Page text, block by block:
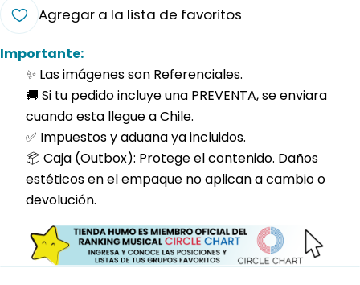
Agregar a la lista de favoritos
Importante:
✨ Las imágenes son Referenciales.
🚚 Si tu pedido incluye una PREVENTA, se enviara
cuando esta llegue a Chile.
✅ Impuestos y aduana ya incluidos.
📦 Caja (Outbox): Protege el contenido. Daños
estéticos en el empaque no aplican a cambio o
devolución.